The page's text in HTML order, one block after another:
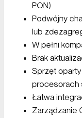
PON)
Podwójny
lub
W pełni
Brak
Sprzęt
procesorach
Łatwa
Zarządzanie